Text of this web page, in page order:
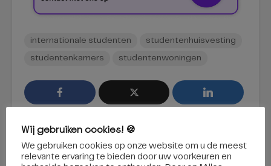
internationale studenten studentenhuisvesting
studentenkamers studentenwoningen
Wij gebruiken cookies! 🍪
We gebruiken cookies op onze website om u de meest
relevante ervaring te bieden door uw voorkeuren en